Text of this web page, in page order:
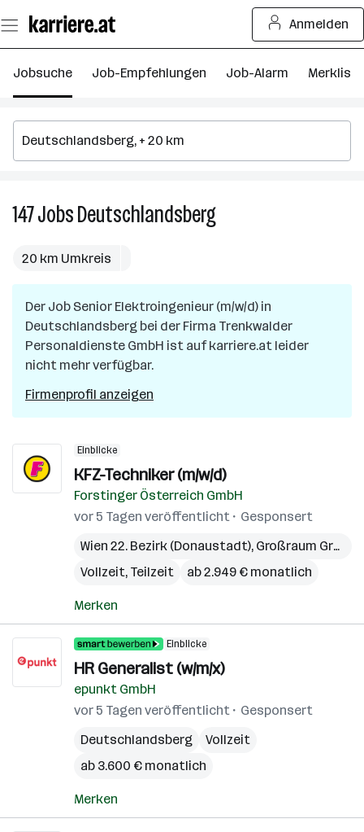
Seiteninhalt
springen
Anmelden
Jobsuche Job-Empfehlungen Job-Alarm Merkliste
147JobsDeutschlandsberg147
Jobs
20 km Umkreis
Der Job Senior Elektroingenieur (m/w/d) in
Deutschlandsberg bei der Firma Trenkwalder
Personaldienste GmbH ist auf karriere.at leider
nicht mehr verfügbar.
Firmenprofil anzeigen
Einblicke
KFZ-Techniker (m/w/d)
Forstinger Österreich GmbH
vor 5 Tagen veröffentlicht
Gesponsert
Wien 22. Bezirk (Donaustadt), Großraum Graz
Vollzeit, Teilzeit
ab 2.949 € monatlich
Merken
Einblicke
HR Generalist (w/m/x)
epunkt GmbH
vor 5 Tagen veröffentlicht
Gesponsert
Deutschlandsberg
Vollzeit
ab 3.600 € monatlich
Merken